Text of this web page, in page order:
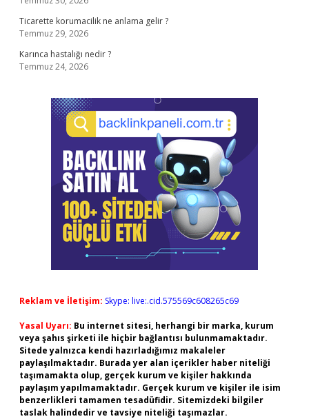
Ticarette korumacilik ne anlama gelir ?
Temmuz 29, 2026
Karınca hastalığı nedir ?
Temmuz 24, 2026
Reklam ve İletişim: Skype: live:.cid.575569c608265c69
Yasal Uyarı: Bu internet sitesi, herhangi bir marka, kurum
veya şahıs şirketi ile hiçbir bağlantısı bulunmamaktadır.
Sitede yalnızca kendi hazırladığımız makaleler
paylaşılmaktadır. Burada yer alan içerikler haber niteliği
taşımamakta olup, gerçek kurum ve kişiler hakkında
paylaşım yapılmamaktadır. Gerçek kurum ve kişiler ile isim
benzerlikleri tamamen tesadüfidir. Sitemizdeki bilgiler
taslak halindedir ve tavsiye niteliği taşımazlar.